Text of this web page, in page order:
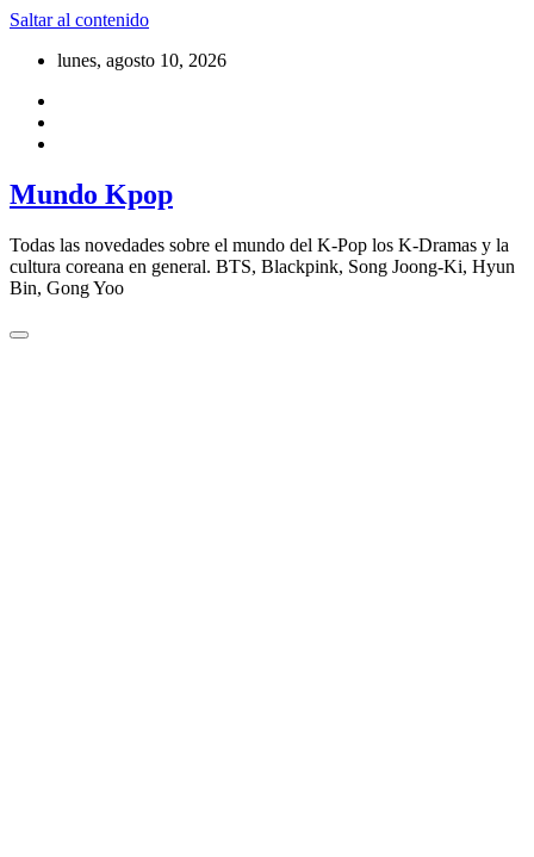
Saltar al contenido
lunes, agosto 10, 2026
Mundo Kpop
Todas las novedades sobre el mundo del K-Pop los K-Dramas y la
cultura coreana en general. BTS, Blackpink, Song Joong-Ki, Hyun
Bin, Gong Yoo